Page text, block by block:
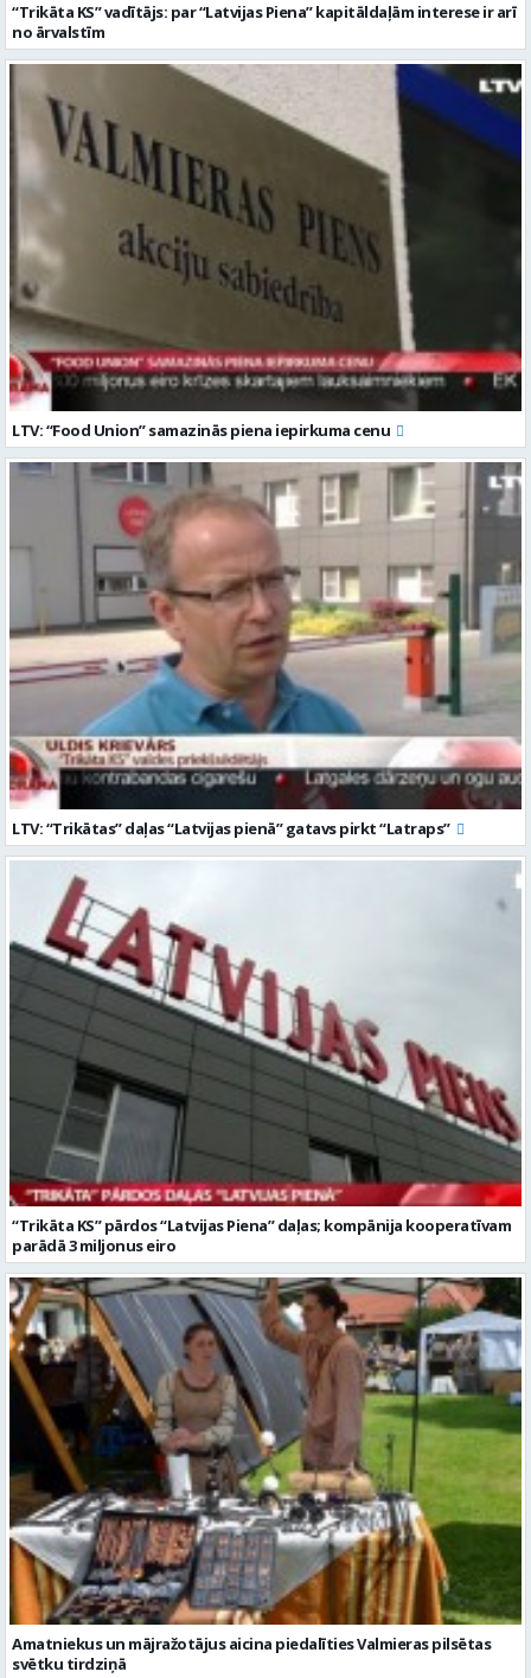
“Trikāta KS” vadītājs: par “Latvijas Piena” kapitāldaļām interese ir arī
no ārvalstīm
LTV: “Food Union” samazinās piena iepirkuma cenu
LTV: “Trikātas” daļas “Latvijas pienā” gatavs pirkt “Latraps”
“Trikāta KS” pārdos “Latvijas Piena” daļas; kompānija kooperatīvam
parādā 3 miljonus eiro
Amatniekus un mājražotājus aicina piedalīties Valmieras pilsētas
svētku tirdziņā